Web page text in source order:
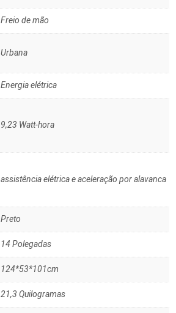
Freio de mão
Urbana
Energia elétrica
9,23 Watt-hora
assistência elétrica e aceleração por alavanca
Preto
14 Polegadas
124*53*101cm
21,3 Quilogramas